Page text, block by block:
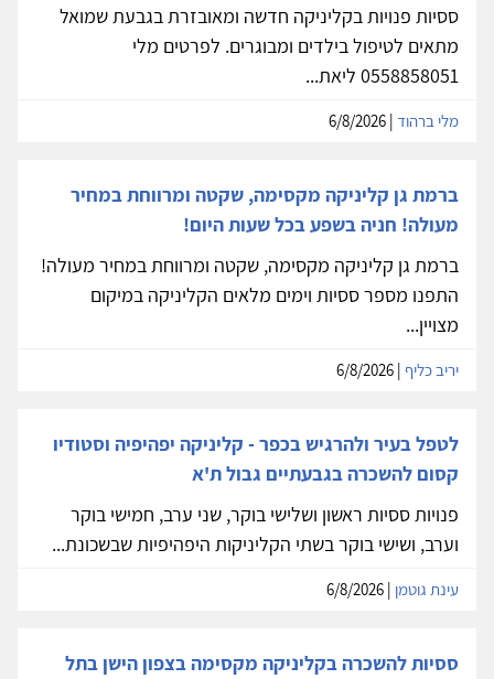
ססיות פנויות בקליניקה חדשה ומאובזרת בגבעת שמואל
מתאים לטיפול בילדים ומבוגרים. לפרטים מלי
0558858051 ליאת...
מלי ברהוד
ברמת גן קליניקה מקסימה, שקטה ומרווחת במחיר
מעולה! חניה בשפע בכל שעות היום!
ברמת גן קליניקה מקסימה, שקטה ומרווחת במחיר מעולה!
התפנו מספר ססיות וימים מלאים הקליניקה במיקום
מצויין...
יריב כליף
לטפל בעיר ולהרגיש בכפר - קליניקה יפהיפיה וסטודיו
קסום להשכרה בגבעתיים גבול ת'א
פנויות ססיות ראשון ושלישי בוקר, שני ערב, חמישי בוקר
וערב, ושישי בוקר בשתי הקליניקות היפהיפיות שבשכונת...
עינת גוטמן
ססיות להשכרה בקליניקה מקסימה בצפון הישן בתל